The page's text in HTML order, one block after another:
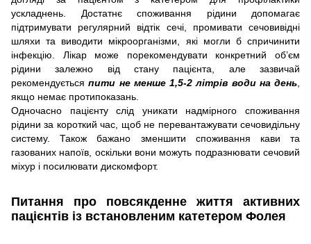
ускладнень. Достатнє споживання рідини допомагає
підтримувати регулярний відтік сечі, промивати сечовивідні
шляхи та виводити мікроорганізми, які могли б спричинити
інфекцію. Лікар може порекомендувати конкретний об’єм
рідини залежно від стану пацієнта, але зазвичай
рекомендуєтьсяпити не менше 1,5-2 літрів води на день
якщо немає протипоказань.
Одночасно пацієнту слід уникати надмірного споживання
рідини за короткий час, щоб не перевантажувати сечовидільну
систему. Також бажано зменшити споживання кави та
газованих напоїв, оскільки вони можуть подразнювати сечовий
міхур і посилювати дискомфорт.
Питання про повсякденне життя активних
пацієнтів із встановленим катетером Фолея